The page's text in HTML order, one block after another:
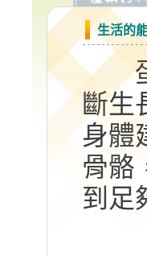
生活的
蛋白
斷生
身體
骨骼
到足